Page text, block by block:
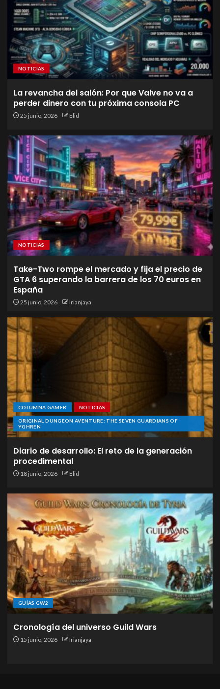
NOTICIAS
La revancha del salón: Por que Valve no va a
perder dinero con tu próxima consola PC
25 junio, 2026 Elid
NOTICIAS
Take-Two rompe el mercado y fija el precio de
GTA 6 superando la barrera de los 70 euros en
España
25 junio, 2026 Irianjaya
COLUMNA GAMER NOTICIAS
ORIGINAL DUNGEON AVENTURE: THE SEVEN GUARDIANS OF
YGHREN
Diario de desarrollo: El reto de la generación
procedimental
18 junio, 2026 Elid
GUÍAS GW2
Cronología del universo Guild Wars
15 junio, 2026 Irianjaya